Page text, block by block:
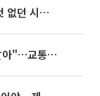
임영웅, 어느덧 데뷔 10주년⋯"가진 것 없던 시절, 내 앞엔 20명의 팬뿐"
'굿 윌 헌팅' 배우 "기아 EV2 덕분에 살아"…교통사고 후 안전성 극찬